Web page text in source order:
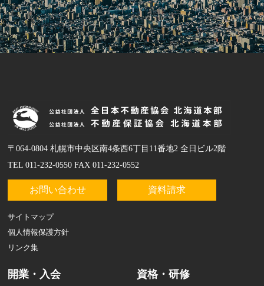
〒064-0804 札幌市中央区南4条西6丁目11番地2 全日ビル2階
TEL 011-232-0550 FAX 011-232-0552
お問い合わせ 資料請求
サイトマップ
個人情報保護方針
リンク集
開業・入会 資格・研修